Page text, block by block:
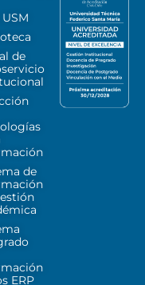
de
de
ERP